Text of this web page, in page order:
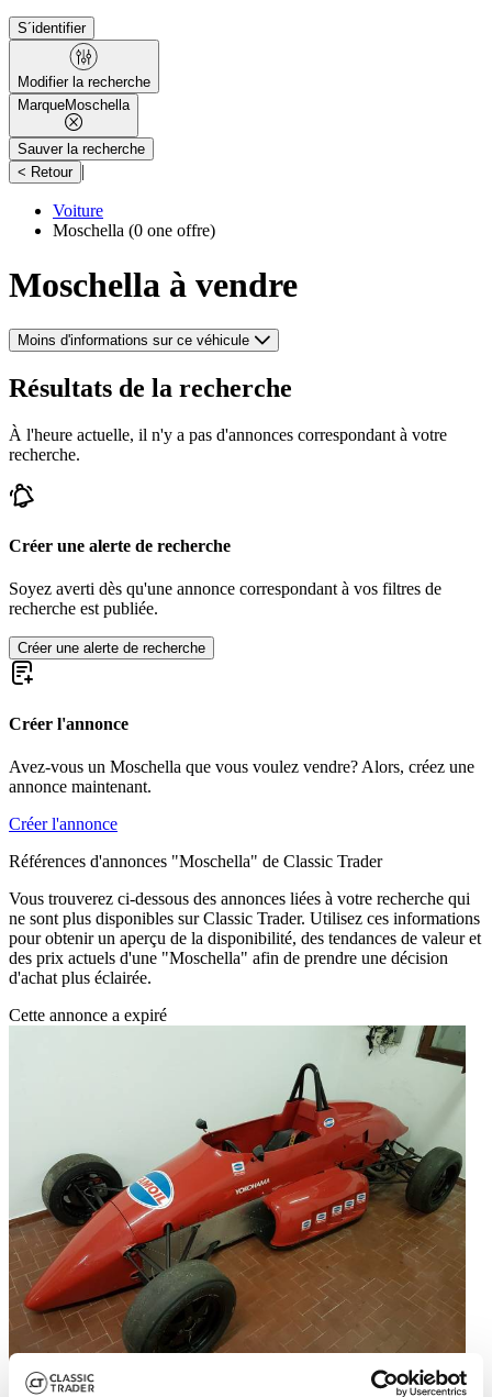
S´identifier
Modifier la recherche
MarqueMoschella
Sauver la recherche
< Retour |
Voiture
Moschella (0 one offre)
Moschella à vendre
Moins d'informations sur ce véhicule
Résultats de la recherche
À l'heure actuelle, il n'y a pas d'annonces correspondant à votre
recherche.
Créer une alerte de recherche
Soyez averti dès qu'une annonce correspondant à vos filtres de
recherche est publiée.
Créer une alerte de recherche
Créer l'annonce
Avez-vous un Moschella que vous voulez vendre? Alors, créez une
annonce maintenant.
Créer l'annonce
Références d'annonces "Moschella" de Classic Trader
Vous trouverez ci-dessous des annonces liées à votre recherche qui
ne sont plus disponibles sur Classic Trader. Utilisez ces informations
pour obtenir un aperçu de la disponibilité, des tendances de valeur et
des prix actuels d'une "Moschella" afin de prendre une décision
d'achat plus éclairée.
Cette annonce a expiré